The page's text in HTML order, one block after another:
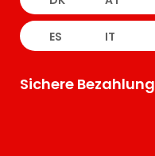
ES IT
Sichere Bezahlung